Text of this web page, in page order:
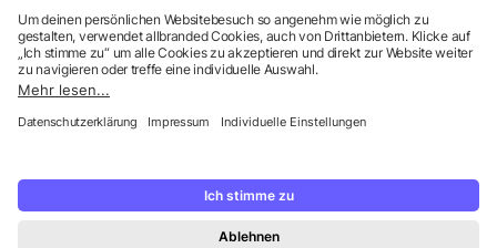
Wir verkaufen Werbeartikel, Werbemittel und
Vereine. Alle Preise zzgl. MwSt.